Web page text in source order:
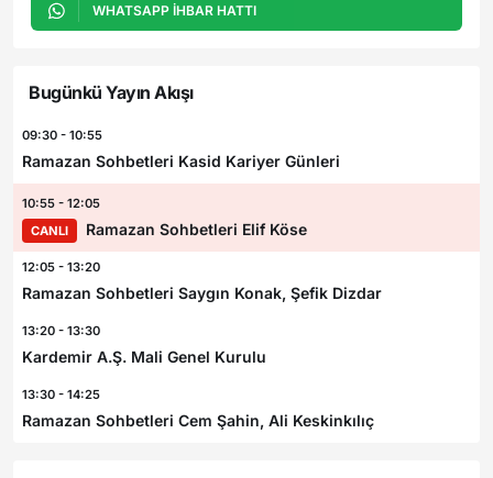
WHATSAPP İHBAR HATTI
Bugünkü Yayın Akışı
09:30 - 10:55
Ramazan Sohbetleri Kasid Kariyer Günleri
10:55 - 12:05
CANLI
Ramazan Sohbetleri Elif Köse
12:05 - 13:20
Ramazan Sohbetleri Saygın Konak, Şefik Dizdar
13:20 - 13:30
Kardemir A.Ş. Mali Genel Kurulu
13:30 - 14:25
Ramazan Sohbetleri Cem Şahin, Ali Keskinkılıç